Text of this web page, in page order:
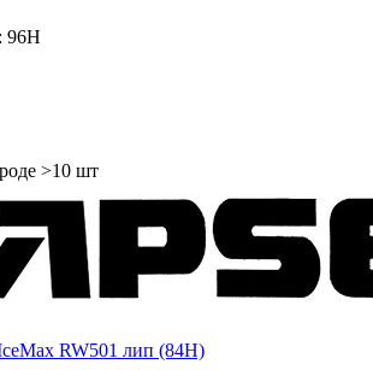
96H
>10 шт
RW501 лип (84H)